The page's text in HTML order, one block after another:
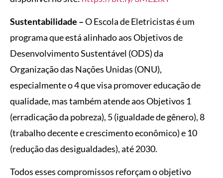
Sustentabilidade –O Escola de Eletricistas é um
programa que está alinhado aos Objetivos de
Desenvolvimento Sustentável (ODS) da
Organização das Nações Unidas (ONU),
especialmente o 4 que visa promover educação de
qualidade, mas também atende aos Objetivos 1
(erradicação da pobreza), 5 (igualdade de gênero), 8
(trabalho decente e crescimento econômico) e 10
(redução das desigualdades), até 2030.
Todos esses compromissos reforçam o objetivo